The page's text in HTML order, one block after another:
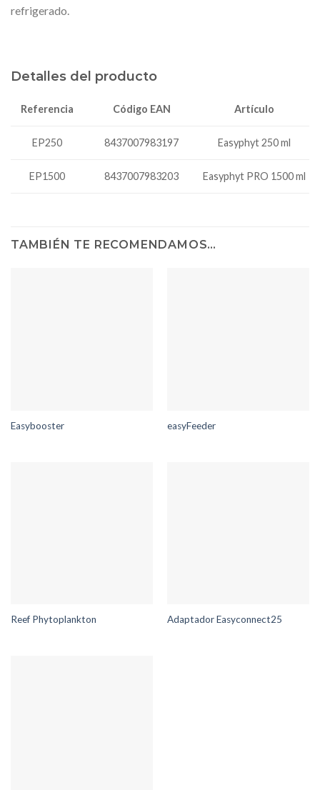
refrigerado.
Detalles del producto
Referencia Código EAN Artículo
EP250 8437007983197 Easyphyt 250 ml
EP1500 8437007983203 Easyphyt PRO 1500 ml
TAMBIÉN TE RECOMENDAMOS…
Easybooster easyFeeder
Reef Phytoplankton Adaptador Easyconnect25